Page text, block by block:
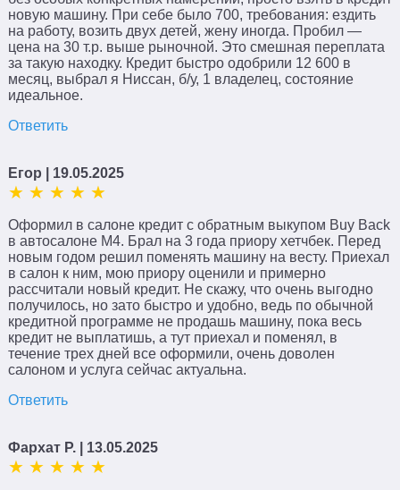
новую машину. При себе было 700, требования: ездить
на работу, возить двух детей, жену иногда. Пробил —
цена на 30 т.р. выше рыночной. Это смешная переплата
за такую находку. Кредит быстро одобрили 12 600 в
месяц, выбрал я Ниссан, б/у, 1 владелец, состояние
идеальное.
Ответить
Егор | 19.05.2025
Оформил в салоне кредит с обратным выкупом Buy Back
в автосалоне М4. Брал на 3 года приору хетчбек. Перед
новым годом решил поменять машину на весту. Приехал
в салон к ним, мою приору оценили и примерно
рассчитали новый кредит. Не скажу, что очень выгодно
получилось, но зато быстро и удобно, ведь по обычной
кредитной программе не продашь машину, пока весь
кредит не выплатишь, а тут приехал и поменял, в
течение трех дней все оформили, очень доволен
салоном и услуга сейчас актуальна.
Ответить
Фархат Р. | 13.05.2025
Поиск ×